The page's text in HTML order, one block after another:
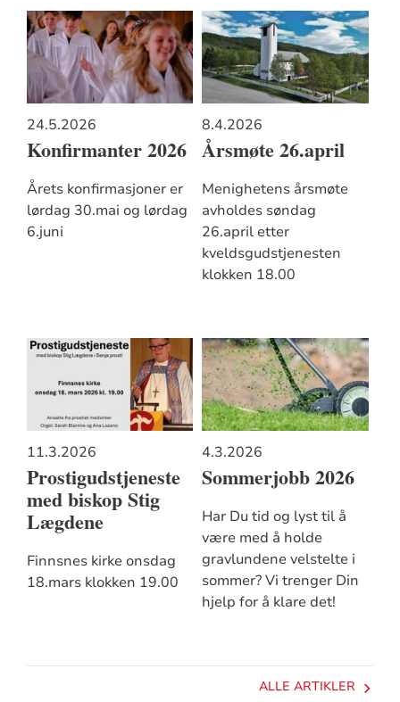
24.5.2026
Konfirmanter 2026
Årets konfirmasjoner er
lørdag 30.mai og lørdag
6.juni
8.4.2026
Årsmøte 26.april
Menighetens årsmøte
avholdes søndag
26.april etter
kveldsgudstjenesten
klokken 18.00
11.3.2026
Prostigudstjeneste
med biskop Stig
Lægdene
Finnsnes kirke onsdag
18.mars klokken 19.00
4.3.2026
Sommerjobb 2026
Har Du tid og lyst til å
være med å holde
gravlundene velstelte i
sommer? Vi trenger Din
hjelp for å klare det!
ALLE ARTIKLER